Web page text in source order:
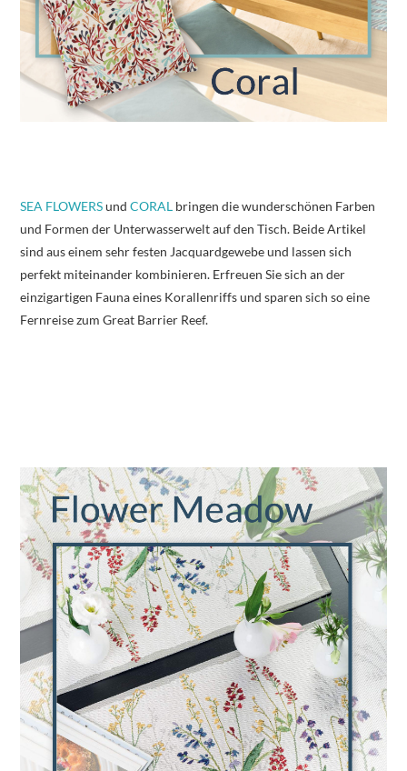
SEA FLOWERSundCORAL bringen die wunderschönen Farben
und Formen der Unterwasserwelt auf den Tisch. Beide Artikel
sind aus einem sehr festen Jacquardgewebe und lassen sich
perfekt miteinander kombinieren. Erfreuen Sie sich an der
einzigartigen Fauna eines Korallenriffs und sparen sich so eine
Fernreise zum Great Barrier Reef.